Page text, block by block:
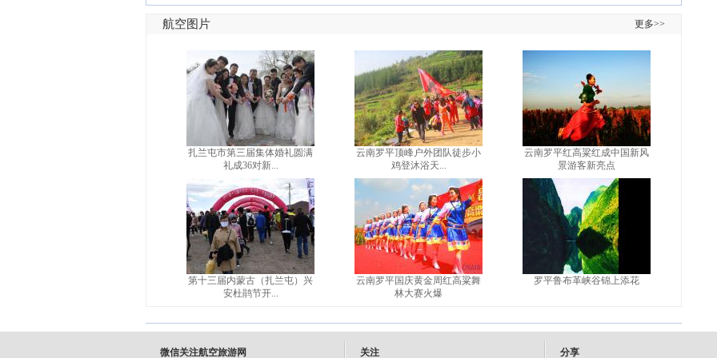
航空图片 更多>>
扎兰屯市第三届集体婚礼圆满
礼成36对新...
第十三届内蒙古（扎兰屯）兴
安杜鹃节开...
云南罗平顶峰户外团队徒步小
鸡登沐浴天...
云南罗平国庆黄金周红高粱舞
林大赛火爆
云南罗平红高粱红成中国新风
景游客新亮点
罗平鲁布革峡谷锦上添花
微信关注航空旅游网 关注 分享